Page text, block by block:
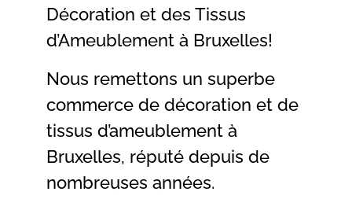
Décoration et des Tissus
d’Ameublement à Bruxelles!
Nous remettons un superbe
commerce de décoration et de
tissus d’ameublement à
Bruxelles, réputé depuis de
nombreuses années.